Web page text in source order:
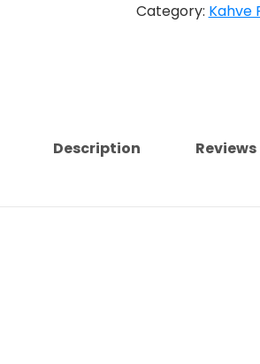
Category: Kahve
Description